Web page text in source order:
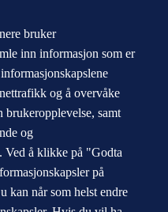
bruker
inn informasjon som er
og å overvåke
brukeropplevelse, samt
og
Ved å klikke på "Godta
på
kan når som helst endre